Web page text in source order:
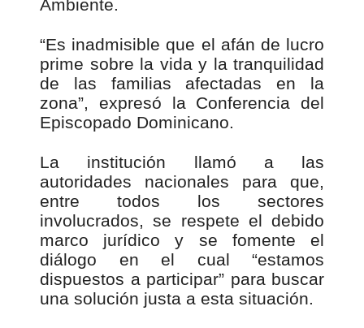
Ambiente.
“Es inadmisible que el afán de lucro
prime sobre la vida y la tranquilidad
de las familias afectadas en la
zona”, expresó la Conferencia del
Episcopado Dominicano.
La institución llamó a las
autoridades nacionales para que,
entre todos los sectores
involucrados, se respete el debido
marco jurídico y se fomente el
diálogo en el cual “estamos
dispuestos a participar” para buscar
una solución justa a esta situación.